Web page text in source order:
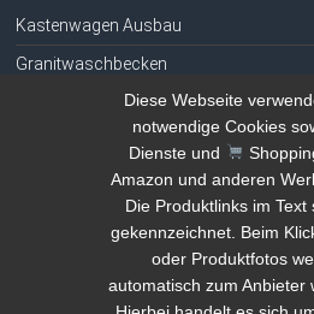
Kastenwagen Ausbau
Granitwaschbecken
Hühnerhaltung E-Book gratis
Teich reinigen Tipps
Kamera Drohne Vergleich
Geld verstecken
Diese Webseite
notwendige Cookies
Dienste und
Amazon und anderen
Die Produktlinks im Text
gekennzeichnet. Beim
oder Produktfotos
automatisch zum Anbieter